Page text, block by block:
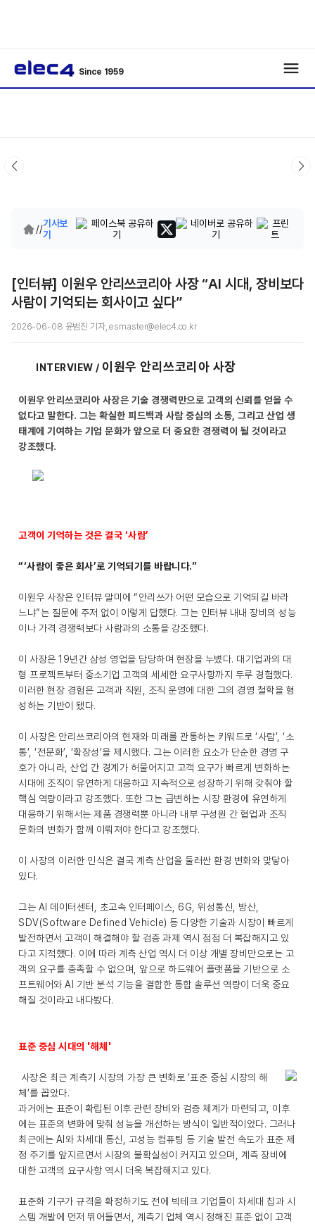
Since 1959
//기사보
기
[인터뷰] 이원우 안리쓰코리아 사장 “AI 시대, 장비보다
사람이 기억되는 회사이고 싶다”
2026-06-08 윤범진 기자, esmaster@elec4.co.kr
INTERVIEW / 이원우 안리쓰코리아 사장
이원우 안리쓰코리아 사장은 기술 경쟁력만으로 고객의 신뢰를 얻을 수
없다고 말한다. 그는 확실한 피드백과 사람 중심의 소통, 그리고 산업 생
태계에 기여하는 기업 문화가 앞으로 더 중요한 경쟁력이 될 것이라고
강조했다.
고객이 기억하는 것은 결국 ‘사람’
“‘사람이 좋은 회사’로 기억되기를 바랍니다.”
이원우 사장은 인터뷰 말미에 “안리쓰가 어떤 모습으로 기억되길 바라
느냐”는 질문에 주저 없이 이렇게 답했다. 그는 인터뷰 내내 장비의 성능
이나 가격 경쟁력보다 사람과의 소통을 강조했다.
이 사장은 19년간 삼성 영업을 담당하며 현장을 누볐다. 대기업과의 대
형 프로젝트부터 중소기업 고객의 세세한 요구사항까지 두루 경험했다.
이러한 현장 경험은 고객과 직원, 조직 운영에 대한 그의 경영 철학을 형
성하는 기반이 됐다.
이 사장은 안리쓰코리아의 현재와 미래를 관통하는 키워드로 ‘사람’, ‘소
통’, ‘전문화’, ‘확장성’을 제시했다. 그는 이러한 요소가 단순한 경영 구
호가 아니라, 산업 간 경계가 허물어지고 고객 요구가 빠르게 변화하는
시대에 조직이 유연하게 대응하고 지속적으로 성장하기 위해 갖춰야 할
핵심 역량이라고 강조했다. 또한 그는 급변하는 시장 환경에 유연하게
대응하기 위해서는 제품 경쟁력뿐 아니라 내부 구성원 간 협업과 조직
문화의 변화가 함께 이뤄져야 한다고 강조했다.
이 사장의 이러한 인식은 결국 계측 산업을 둘러싼 환경 변화와 맞닿아
있다.
그는 AI 데이터센터, 초고속 인터페이스, 6G, 위성통신, 방산,
SDV(Software Defined Vehicle) 등 다양한 기술과 시장이 빠르게
발전하면서 고객이 해결해야 할 검증 과제 역시 점점 더 복잡해지고 있
다고 지적했다. 이에 따라 계측 산업 역시 더 이상 개별 장비만으로는 고
객의 요구를 충족할 수 없으며, 앞으로 하드웨어 플랫폼을 기반으로 소
프트웨어와 AI 기반 분석 기능을 결합한 통합 솔루션 역량이 더욱 중요
해질 것이라고 내다봤다.
표준 중심 시대의 '해체'
사장은 최근 계측기 시장의 가장 큰 변화로 ‘표준 중심 시장의 해
체’를 꼽았다.
과거에는 표준이 확립된 이후 관련 장비와 검증 체계가 마련되고, 이후
에는 표준의 변화에 맞춰 성능을 개선하는 방식이 일반적이었다. 그러나
최근에는 AI와 차세대 통신, 고성능 컴퓨팅 등 기술 발전 속도가 표준 제
정 주기를 앞지르면서 시장의 불확실성이 커지고 있으며, 계측 장비에
대한 고객의 요구사항 역시 더욱 복잡해지고 있다.
표준화 기구가 규격을 확정하기도 전에 빅테크 기업들이 차세대 칩과 시
스템 개발에 먼저 뛰어들면서, 계측기 업체 역시 정해진 표준 없이 고객